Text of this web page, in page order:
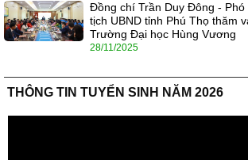
Đồng chí Trần Duy Đông - Phó
tịch UBND tỉnh Phú Thọ thăm
Trường Đại học Hùng Vương
28/11/2025
THÔNG TIN TUYỂN SINH NĂM 2026